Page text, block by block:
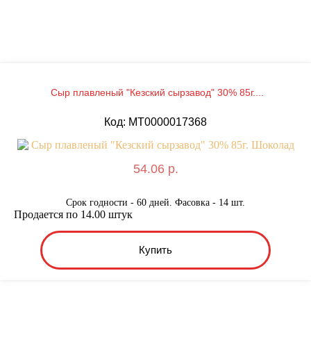
Сыр плавленый "Кезский сырзавод" 30% 85г....
Код: MТ0000017368
54.06 р.
Срок годности - 60 дней. Фасовка - 14 шт.
Купить
Продается по 14.00 штук